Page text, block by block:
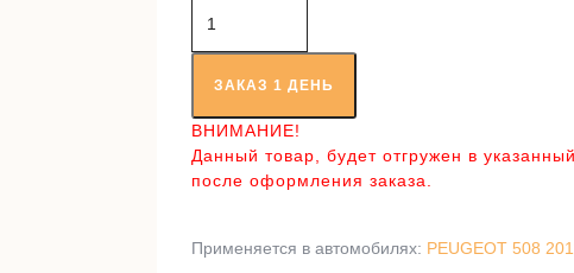
товара
Приводной
валЗАКАЗ 1 ДЕНЬ
ВНИМАНИЕ!
Данный товар, будет отгружен в
после оформления заказа.
Применяется в автомобилях: PEUGEOT 508